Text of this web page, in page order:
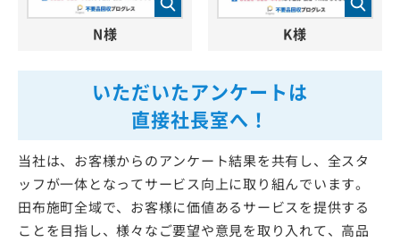
いただいたアンケートは
直接社長室へ！
当社は、お客様からのアンケート結果を共有し、全スタ
ッフが一体となってサービス向上に取り組んでいます。
田布施町全域で、お客様に価値あるサービスを提供する
ことを目指し、様々なご要望や意見を取り入れて、高品
N様 K様